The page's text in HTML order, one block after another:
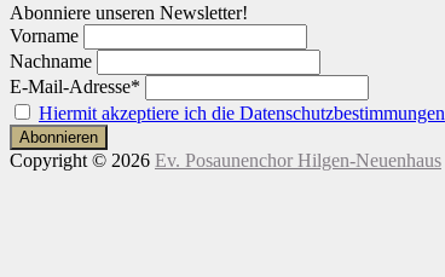
Abonniere unseren Newsletter!
Vorname
Nachname
E-Mail-Adresse*
Hiermit akzeptiere ich die Datenschutzbestimmungen
Copyright © 2026 Ev. Posaunenchor Hilgen-Neuenhaus